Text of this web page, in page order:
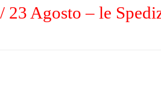
23 Agosto – le